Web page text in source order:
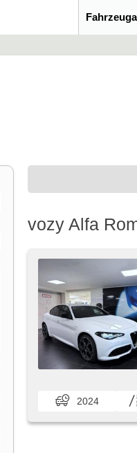
vozy Alfa
2024